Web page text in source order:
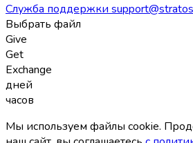
Служба поддержки
Выбрать файл
Give
Get
Exchange
дней
часов
Мы используем файлы coоkie.